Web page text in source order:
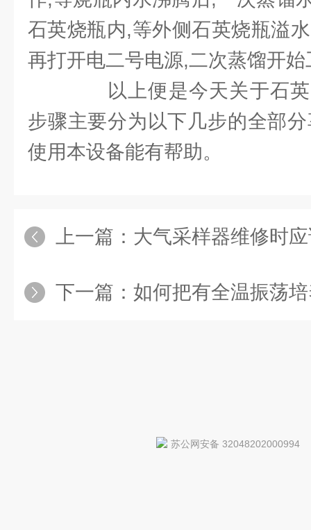
石英烧瓶内,等外侧石英烧瓶溢
再打开电二号电源,二次蒸馏开始
以上便是今天关于石英
步骤主要分为以下几步的全部
使用本设备能有帮助。
上一篇： 大气采样器维修时
下一篇： 如何把有全温振荡培
苏公网安备 32048202000994